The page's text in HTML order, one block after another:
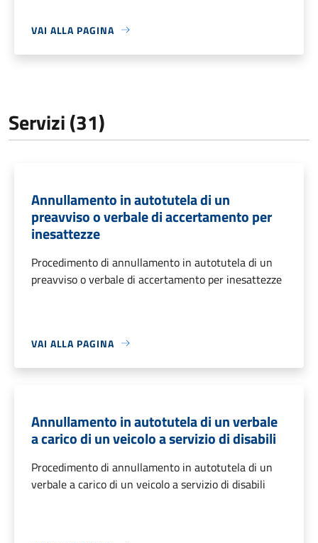
VAI ALLA PAGINA
Servizi (31)
Annullamento in autotutela di un
preavviso o verbale di accertamento per
inesattezze
Procedimento di annullamento in autotutela di un
preavviso o verbale di accertamento per inesattezze
VAI ALLA PAGINA
Annullamento in autotutela di un verbale
a carico di un veicolo a servizio di disabili
Procedimento di annullamento in autotutela di un
verbale a carico di un veicolo a servizio di disabili